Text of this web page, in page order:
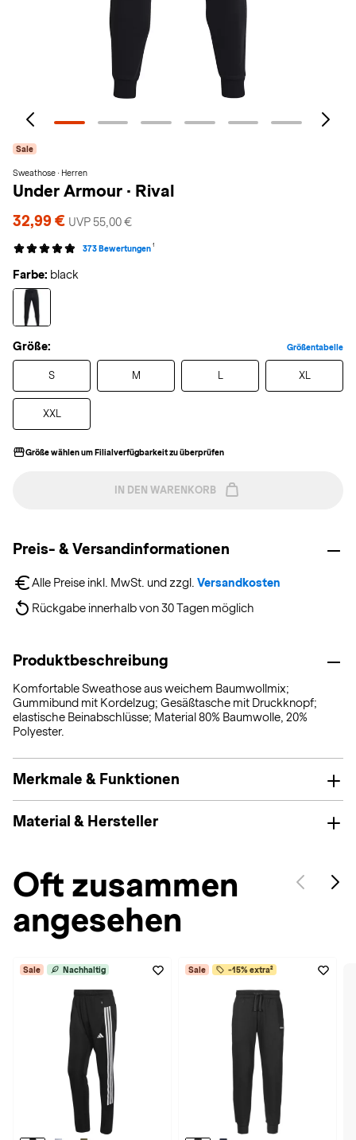
Sale
Sweathose · Herren
Under Armour · Rival
32,99 € UVP 55,00 €
373 Bewertungen 1
Farbe: black
Größe: Größentabelle
S M L XL
XXL
Größe wählen um Filialverfügbarkeit zu überprüfen
IN DEN WARENKORB
Preis- & Versandinformationen
Alle Preise inkl. MwSt. und zzgl. Versandkosten
Rückgabe innerhalb von 30 Tagen möglich
Produktbeschreibung
Komfortable Sweathose aus weichem Baumwollmix;
Gummibund mit Kordelzug; Gesäßtasche mit Druckknopf;
elastische Beinabschlüsse; Material 80% Baumwolle, 20%
Polyester.
Merkmale & Funktionen
Material & Hersteller
Oft zusammen
angesehen
Sale Nachhaltig Sale -15% extra²